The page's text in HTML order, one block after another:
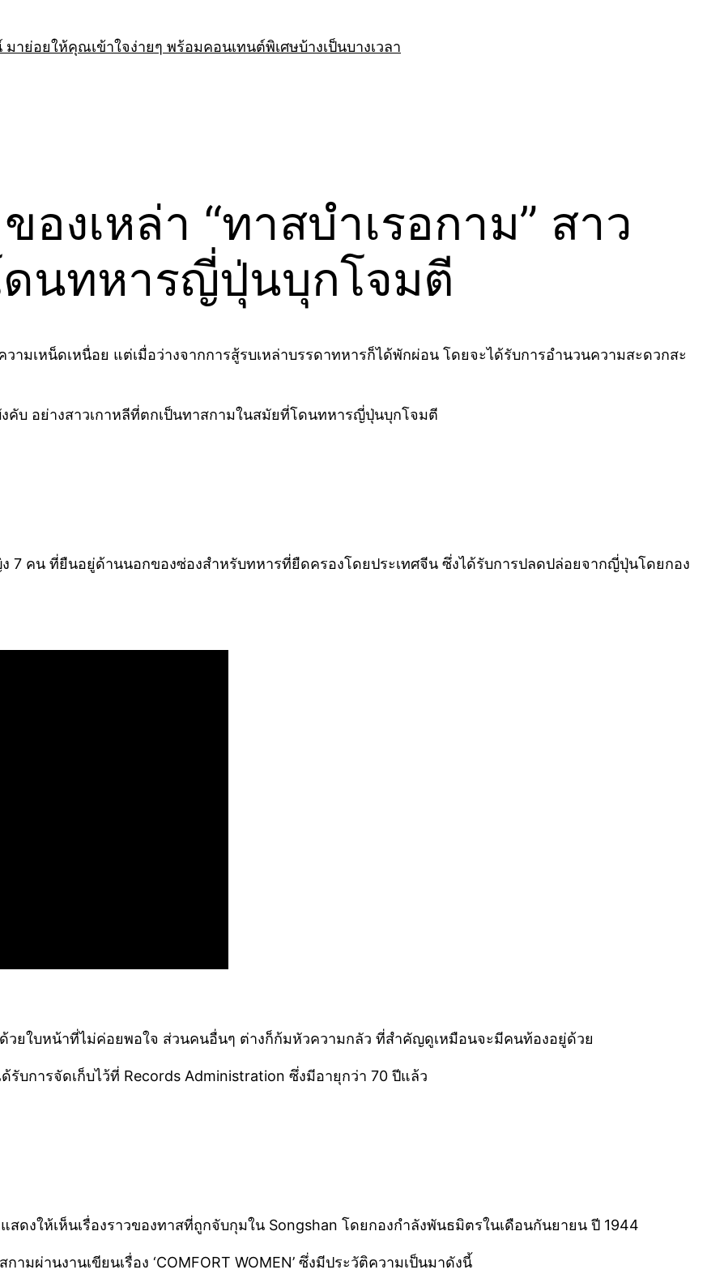
าย่อยให้คุณเข้าใจง่ายๆ พร้อมคอนเทนต์พิเศษบ้างเป็นบางเวลา
องเหล่า “ทาสบำเรอกาม” สาว
ดนทหารญี่ปุ่นบุกโจมตี
ามเหน็ดเหนื่อย แต่เมื่อว่างจากการสู้รบเหล่าบรรดาทหารก็ได้พักผ่อน โดยจะได้รับการอำนวนความสะดวกสะ
คับ อย่างสาวเกาหลีที่ตกเป็นทาสกามในสมัยที่โดนทหารญี่ปุ่นบุกโจมตี
7 คน ที่ยืนอยู่ด้านนอกของซ่องสำหรับทหารที่ยืดครองโดยประเทศจีน ซึ่งได้รับการปลดปล่อยจากญี่ปุ่นโดยกอง
วยใบหน้าที่ไม่ค่อยพอใจ ส่วนคนอื่นๆ ต่างก็ก้มหัวความกลัว ที่สำคัญดูเหมือนจะมีคนท้องอยู่ด้วย
บการจัดเก็บไว้ที่ Records Administration ซึ่งมีอายุกว่า 70 ปีแล้ว
ดงให้เห็นเรื่องราวของทาสที่ถูกจับกุมใน Songshan โดยกองกำลังพันธมิตรในเดือนกันยายน ปี 1944
มผ่านงานเขียนเรื่อง ‘COMFORT WOMEN’ ซึ่งมีประวัติความเป็นมาดังนี้